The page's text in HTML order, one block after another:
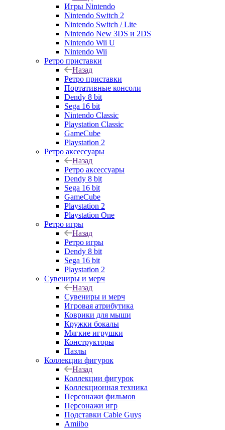
Игры Nintendo
Nintendo Switch 2
Nintendo Switch / Lite
Nintendo New 3DS и 2DS
Nintendo Wii U
Nintendo Wii
Ретро приставки
Назад
Ретро приставки
Портативные консоли
Dendy 8 bit
Sega 16 bit
Nintendo Classic
Playstation Classic
GameCube
Playstation 2
Ретро аксессуары
Назад
Ретро аксессуары
Dendy 8 bit
Sega 16 bit
GameCube
Playstation 2
Playstation One
Ретро игры
Назад
Ретро игры
Dendy 8 bit
Sega 16 bit
Playstation 2
Сувениры и мерч
Назад
Сувениры и мерч
Игровая атрибутика
Коврики для мыши
Кружки бокалы
Мягкие игрушки
Конструкторы
Пазлы
Коллекции фигурок
Назад
Коллекции фигурок
Коллекционная техника
Персонажи фильмов
Персонажи игр
Подставки Cable Guys
Amiibo